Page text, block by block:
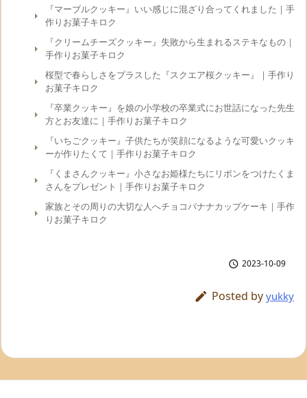
『マーブルクッキー』いい感じに混ざり合ってくれました｜手
作りお菓子キロク
『クリームチーズクッキー』失敗から生まれるステキなもの｜
手作りお菓子キロク
桜型で春らしさをプラスした『スクエア桜クッキー』｜手作り
お菓子キロク
『卒業クッキー』を娘の小学校の卒業式にお世話になった先生
方とお友達に｜手作りお菓子キロク
『いちごクッキー』子供たちが笑顔になるような可愛いクッキ
ーが作りたくて｜手作りお菓子キロク
『くまさんクッキー』小さなお姫様たちにリボンをつけたくま
さんをプレゼント｜手作りお菓子キロク
家族とその周りの大切な人へチョコバナナカップケーキ｜手作
りお菓子キロク
 2023-10-09
 Posted by yukky